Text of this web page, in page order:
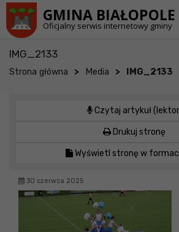
GMINA BIAŁOPOLE
Oficjalny serwis internetowy gminy
IMG_2133
Strona główna > Media > IMG_2133
Czytaj artykuł
Drukuj stronę
Wyświetl stronę w
30 czerwca 2025